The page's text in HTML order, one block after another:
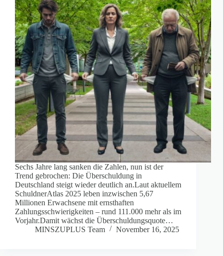
Sechs Jahre lang sanken die Zahlen, nun ist der
Trend gebrochen: Die Überschuldung in
Deutschland steigt wieder deutlich an.Laut aktuellem
SchuldnerAtlas 2025 leben inzwischen 5,67
Millionen Erwachsene mit ernsthaften
Zahlungsschwierigkeiten – rund 111.000 mehr als im
Vorjahr.Damit wächst die Überschuldungsquote…
MINSZUPLUS Team
November 16, 2025